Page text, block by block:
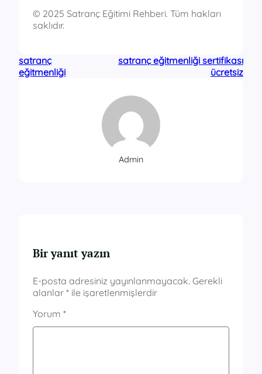
© 2025 Satranç Eğitimi Rehberi. Tüm hakları
saklıdır.
satranç
eğitmenliği
satranç eğitmenliği sertifikası
ücretsiz
Admin
Bir yanıt yazın
E-posta adresiniz yayınlanmayacak. Gerekli
alanlar * ile işaretlenmişlerdir
Yorum *